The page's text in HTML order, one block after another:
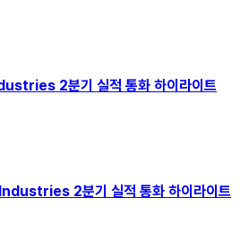
2분기 실적 통화 하이라이트
2분기 실적 통화 하이라이트